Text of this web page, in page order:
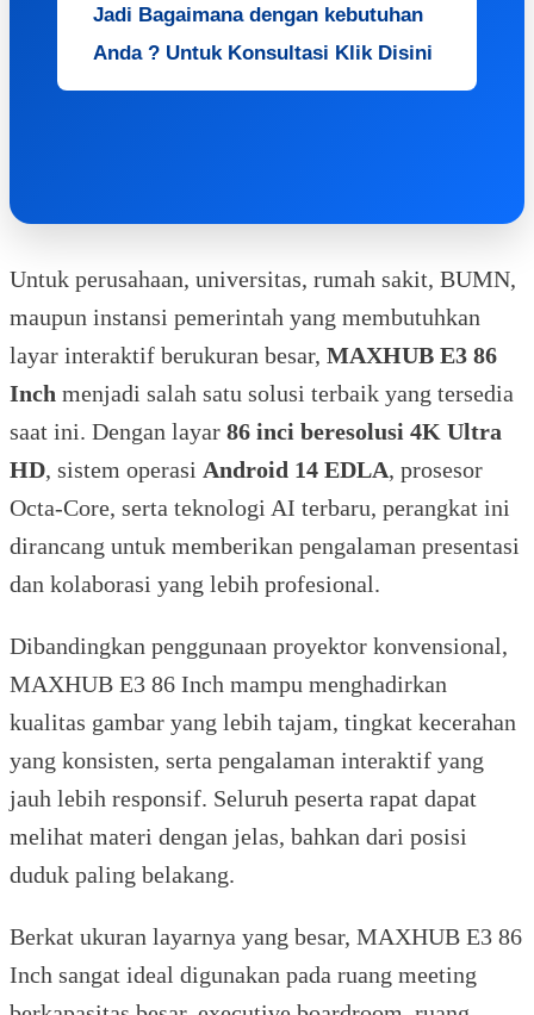
Jadi Bagaimana dengan kebutuhan
Anda ? Untuk Konsultasi Klik Disini
Untuk perusahaan, universitas, rumah sakit, BUMN,
maupun instansi pemerintah yang membutuhkan
layar interaktif berukuran besar, MAXHUB E3 86
Inch menjadi salah satu solusi terbaik yang tersedia
saat ini. Dengan layar 86 inci beresolusi 4K Ultra
HD, sistem operasi Android 14 EDLA, prosesor
Octa-Core, serta teknologi AI terbaru, perangkat ini
dirancang untuk memberikan pengalaman presentasi
dan kolaborasi yang lebih profesional.
Dibandingkan penggunaan proyektor konvensional,
MAXHUB E3 86 Inch mampu menghadirkan
kualitas gambar yang lebih tajam, tingkat kecerahan
yang konsisten, serta pengalaman interaktif yang
jauh lebih responsif. Seluruh peserta rapat dapat
melihat materi dengan jelas, bahkan dari posisi
duduk paling belakang.
Berkat ukuran layarnya yang besar, MAXHUB E3 86
Inch sangat ideal digunakan pada ruang meeting